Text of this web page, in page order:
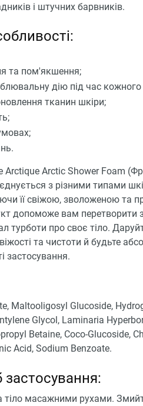
і штучних барвників.
та пом'якшення;
дію під час
тканин шкіри;
Arctic Shower Foam
з різними типами
її свіжою, зволоженою та
допоможе вам перетворити
про своє тіло.
та чистоти й будьте
застосування.
Maltooligosyl Glucoside,
Glycol, Laminaria
Betaine, Coco-Glucoside,
Acid, Sodium Benzoate.
застосування:
тіло масажними рухами.